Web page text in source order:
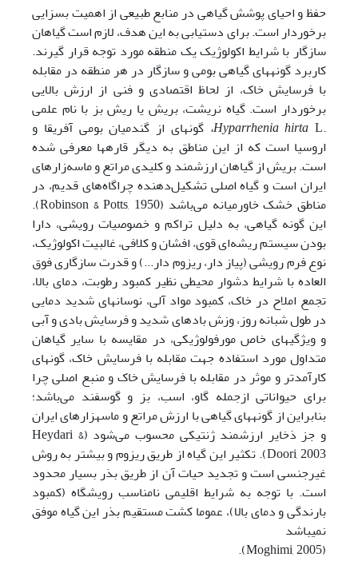
حفظ و احیای پوشش گیاهی در منابع طبیعی از اهمیت بسزایی
برخوردار است. برای دستیابی به این هدف، لازم است گیاهان
سازگار با شرایط اکولوژیک یک منطقه مورد توجه قرار گیرند.
کاربرد گونه­های گیاهی بومی و سازگار در هر منطقه در مقابله
با فرسایش خاک، از لحاظ اقتصادی و فنی از ارزش بالایی
برخوردار است. گیاه نریشت، بریش یا ریش بز با نام علمی
.
Hyparrhenia hirta L ، گونه­ای از گندمیان بومی آفریقا و
اروسیا است که از این مناطق به دیگر قاره­ها معرفی شده
است. بریش از گیاهان ارزشمند و کلیدی مراتع و ماسه‌زارهای
ایران است و گیاه اصلی تشکیل‌دهنده چراگاه‌های قدیم، در
مناطق خشک خاورمیانه می‌باشد (Robinson & Potts, 1950).
این گونه گیاهی، به ­دلیل تراکم و خصوصیات رویشی، دارا
بودن سیستم ریشه‌ای قوی، افشان و کلافی، غالبیت اکولوژیک،
نوع فرم رویشی (پیاز دار، ریزوم دار...) و قدرت سازگاری فوق
العاده با شرایط دشوار محیطی نظیر کمبود رطوبت، دمای بالا،
تجمع املاح در خاک، کمبود مواد آلی، نوسان­های شدید دمایی
در طول شبانه روز، وزش بادهای شدید و فرسایش بادی و آبی
و ویژگی­های خاص مورفولوژیکی، در مقایسه با سایر گیاهان
متداول مورد استفاده جهت مقابله با فرسایش خاک، گونه­ای
کارآمدتر و موثر در مقابله با فرسایش خاک و منبع اصلی چرا
برای حیواناتی ازجمله گاو، اسب، بز و گوسفند می‌باشد؛
بنابراین از گونه­های گیاهی با ارزش مراتع و ماسه­زارهای ایران
و جز ذخایر ارزشمند ژنتیکی محسوب می‌شود (Heydari &
Doori, 2003). تکثیر این گیاه از طریق ریزوم و بیشتر به روش
غیرجنسی است و تجدید حیات آن از طریق بذر بسیار محدود
است. با توجه به شرایط اقلیمی نامناسب رویشگاه (کمبود
بارندگی و دمای بالا)، عموما کشت مستقیم بذر این گیاه موفق
نمی­باشد
(Moghimi, 2005).